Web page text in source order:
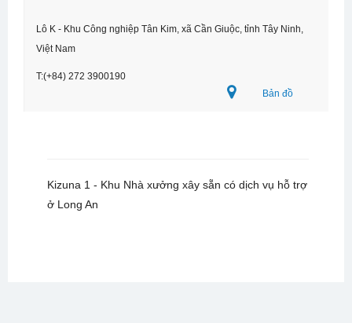
Lô K - Khu Công nghiệp Tân Kim, xã Cần Giuộc, tỉnh Tây Ninh,
Việt Nam
T:(+84) 272 3900190
Bản đồ
Kizuna 1 - Khu Nhà xưởng xây sẵn có dịch vụ hỗ trợ
ở Long An